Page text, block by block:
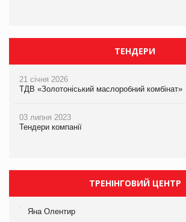
ТЕНДЕРИ
21 січня 2026
ТДВ «Золотоніський маслоробний комбінат»
03 липня 2023
Тендери компанії
ТРЕНІНГОВИЙ ЦЕНТР
Яна Олентир